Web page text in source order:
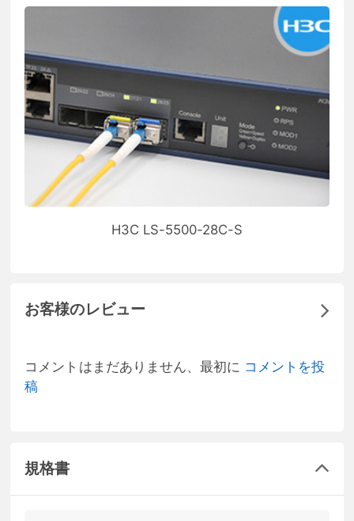
H3C LS-5500-28C-S
お客様のレビュー
コメントはまだありません、最初に コメントを投
稿
規格書